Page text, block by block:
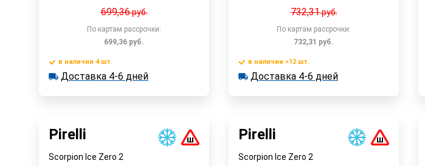
699,36руб.
По картам рассрочки:
699,36 руб.
В корзину
в наличии 4 шт. Доставка 4-6 дней
в наличии 4 шт.
Доставка 4-6 дней
732,31руб.
По картам рассрочки:
732,31 руб.
В корзину
в наличии >12 шт.
в наличии >12 шт.
Доставка 4-6 дней
Pirelli
Scorpion Ice Zero 2
Pirelli
Scorpion Ice Zero 2